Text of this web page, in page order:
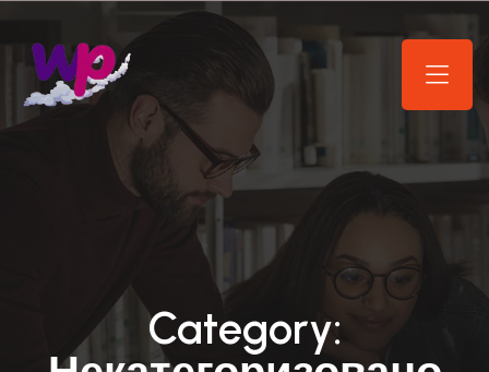
Category: